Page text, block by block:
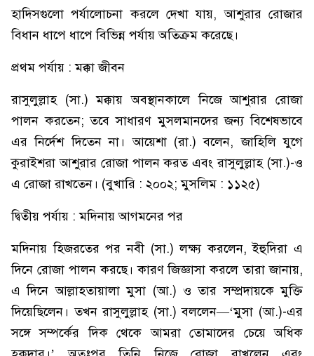
হাদিসগুলো পর্যালোচনা করলে দেখা যায়, আশুরার রোজার
বিধান ধাপে ধাপে বিভিন্ন পর্যায় অতিক্রম করেছে।
প্রথম পর্যায় : মক্কা জীবন
রাসুলুল্লাহ (সা.) মক্কায় অবস্থানকালে নিজে আশুরার রোজা
পালন করতেন; তবে সাধারণ মুসলমানদের জন্য বিশেষভাবে
এর নির্দেশ দিতেন না। আয়েশা (রা.) বলেন, জাহিলি যুগে
কুরাইশরা আশুরার রোজা পালন করত এবং রাসুলুল্লাহ (সা.)-ও
এ রোজা রাখতেন। (বুখারি : ২০০২; মুসলিম : ১১২৫)
দ্বিতীয় পর্যায় : মদিনায় আগমনের পর
মদিনায় হিজরতের পর নবী (সা.) লক্ষ্য করলেন, ইহুদিরা এ
দিনে রোজা পালন করছে। কারণ জিজ্ঞাসা করলে তারা জানায়,
এ দিনে আল্লাহতায়ালা মুসা (আ.) ও তার সম্প্রদায়কে মুক্তি
দিয়েছিলেন। তখন রাসুলুল্লাহ (সা.) বললেন—‘মুসা (আ.)-এর
সঙ্গে সম্পর্কের দিক থেকে আমরা তোমাদের চেয়ে অধিক